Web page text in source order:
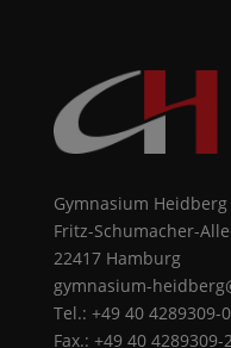
Gymnasium Heidberg
Fritz-Schumacher-
22417 Hamburg
gymnasium-
Tel.: +49 40 4289309-0
Fax.: +49 40 4289309-